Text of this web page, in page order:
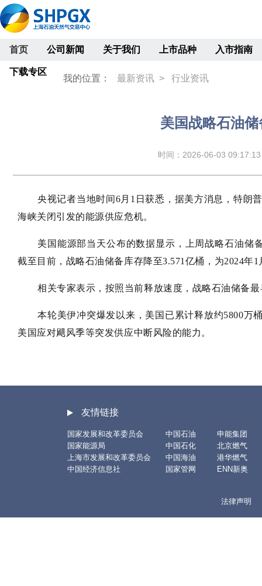
首页 公司新闻 关于我们 上市品种 入市指南
下载专区
我的位置： 最新资讯 > 行业资讯
美国战略石油
时间：2026-06-03
央视记者当地时间6月1日获悉，据美方消息，特朗
海峡关闭引发的能源供应危机。
美国能源部当天公布的数据显示，上周战略石油储
截至目前，战略石油储备库存降至3.571亿桶，为2024年
相关专家表示，按照当前释放速度，战略石油储备
本轮美伊冲突爆发以来，美国已累计释放约5800万
美国应对飓风季等突发供应中断风险的能力。
友情链接
国家发展和改革委员会
国家能源局
上海市发展和改革委员会
中国经济信息社
中国石油
中国石化
中国海油
国家管网
申能集团
北京燃气
港华燃气
ENN新奥
法律声明